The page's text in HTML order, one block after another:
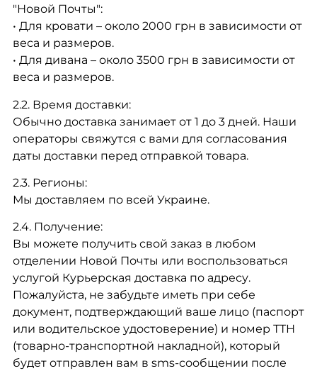
"Новой Почты":
• Для кровати – около 2000 грн в зависимости от
веса и размеров.
• Для дивана – около 3500 грн в зависимости от
веса и размеров.
2.2. Время доставки:
Обычно доставка занимает от 1 до 3 дней. Наши
операторы свяжутся с вами для согласования
даты доставки перед отправкой товара.
2.3. Регионы:
Мы доставляем по всей Украине.
2.4. Получение:
Вы можете получить свой заказ в любом
отделении Новой Почты или воспользоваться
услугой Курьерская доставка по адресу.
Пожалуйста, не забудьте иметь при себе
документ, подтверждающий ваше лицо (паспорт
или водительское удостоверение) и номер ТТН
(товарно-транспортной накладной), который
будет отправлен вам в sms-сообщении после